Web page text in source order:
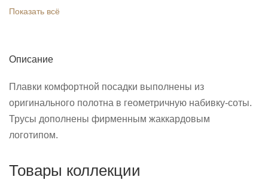
Показать всё
Описание
Плавки комфортной посадки выполнены из
оригинального полотна в геометричную набивку-соты.
Трусы дополнены фирменным жаккардовым
логотипом.
Товары коллекции